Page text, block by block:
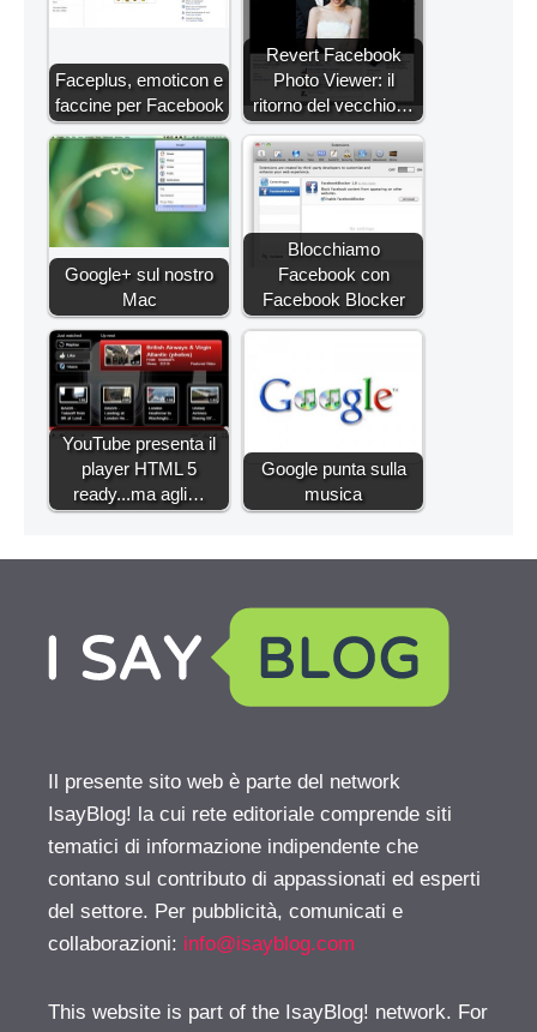
Faceplus, emoticon e
faccine per Facebook
Revert Facebook
Photo Viewer: il
ritorno del vecchio…
Google+ sul nostro
Mac
Blocchiamo
Facebook con
Facebook Blocker
YouTube presenta il
player HTML 5
ready...ma agli…
Google punta sulla
musica
Il presente sito web è parte del network
IsayBlog! la cui rete editoriale comprende siti
tematici di informazione indipendente che
contano sul contributo di appassionati ed esperti
del settore. Per pubblicità, comunicati e
collaborazioni: info@isayblog.com
This website is part of the IsayBlog! network. For